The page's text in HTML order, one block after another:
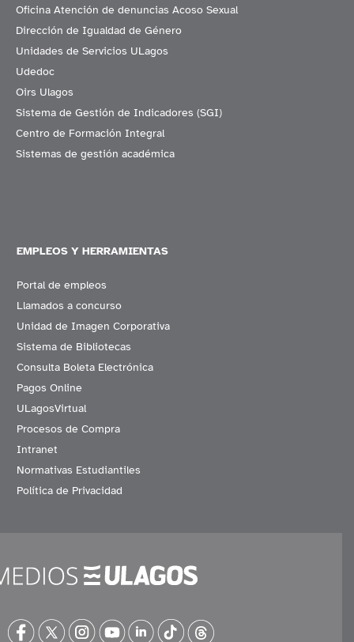
Oficina Atención de denuncias Acoso Sexual
Dirección de Igualdad de Género
Unidades de Servicios ULagos
Udedoc
Oirs Ulagos
Sistema de Gestión de Indicadores (SGI)
Centro de Formación Integral
Sistemas de gestión académica
EMPLEOS Y HERRAMIENTAS
Portal de empleos
Llamados a concurso
Unidad de Imagen Corporativa
Sistema de Bibliotecas
Consulta Boleta Electrónica
Pagos Online
ULagosVirtual
Procesos de Compra
Intranet
Normativas Estudiantiles
Política de Privacidad